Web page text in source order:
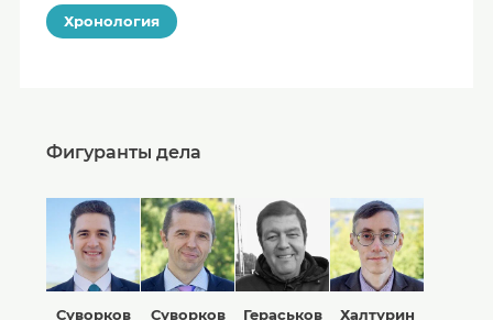
Хронология
Фигуранты дела
Суворков
Суворков
Гераськов
Халтурин